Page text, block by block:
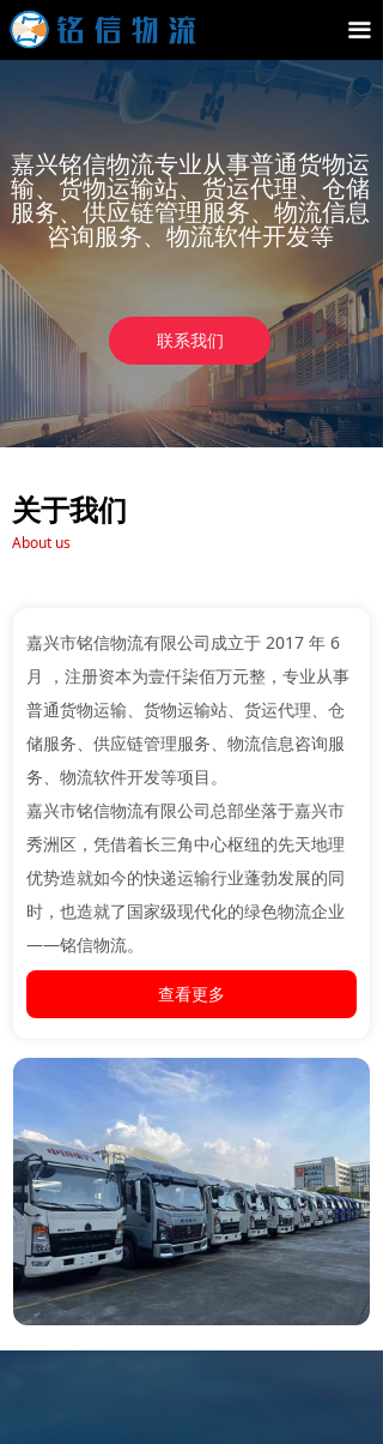
끀
嘉兴铭信物流专业从事普通货物运
输、货物运输站、货运代理、仓储
服务、供应链管理服务、物流信息
咨询服务、物流软件开发等
联系我们
嘉兴市铭信物流有限公司成立于 2017 年 6
月 ，注册资本为壹仟柒佰万元整，专业从事
普通货物运输、货物运输站、货运代理、仓
储服务、供应链管理服务、物流信息咨询服
务、物流软件开发等项目。
嘉兴市铭信物流有限公司总部坐落于嘉兴市
秀洲区，凭借着长三角中心枢纽的先天地理
优势造就如今的快递运输行业蓬勃发展的同
时，也造就了国家级现代化的绿色物流企业
——铭信物流。
查看更多
关于我们
About us